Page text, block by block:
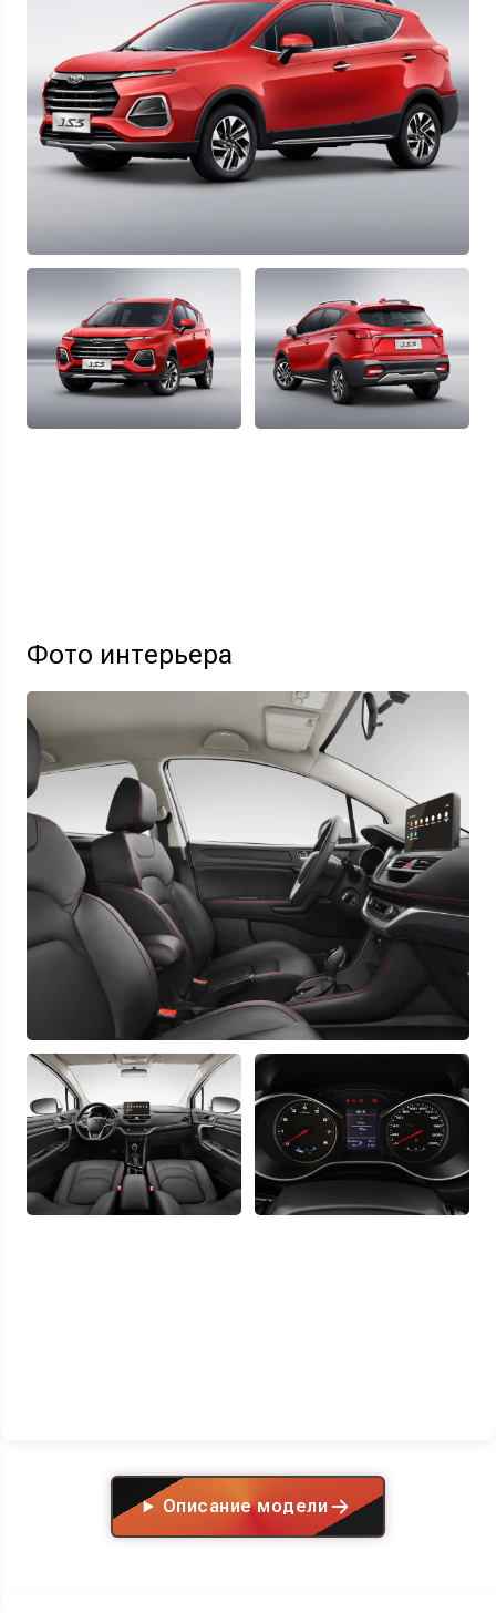
Узнать выгоду
Отправляя данную форму Вы даетесогласие на обработкусвоих
персональных данных
Фото интерьера
Описание модели